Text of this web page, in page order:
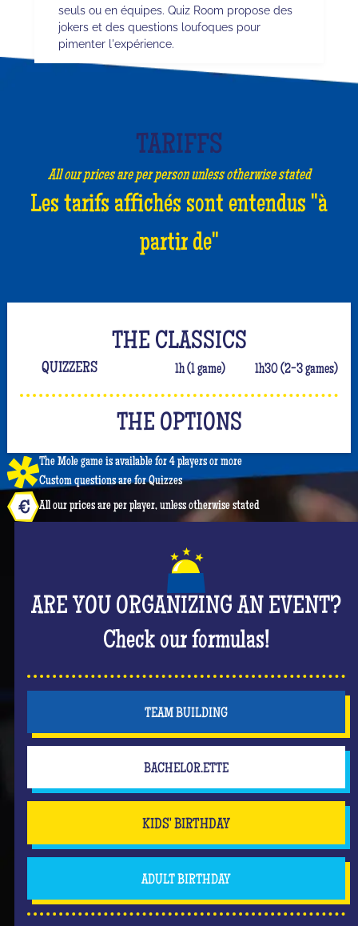
seuls ou en équipes. Quiz Room propose des
jokers et des questions loufoques pour
pimenter l'expérience.
TARIFFS
All our prices are per person unless otherwise stated
Les tarifs affichés sont entendus "à
partir de"
THE CLASSICS
QUIZZERS 1h (1 game) 1h30 (2-3 games)
THE OPTIONS
ARE YOU ORGANIZING AN EVENT?
Check our formulas!
TEAM BUILDING
BACHELOR.ETTE
KIDS' BIRTHDAY
ADULT BIRTHDAY
The Mole game is available for 4 players or more
Custom questions are for Quizzes
All our prices are per player, unless otherwise stated